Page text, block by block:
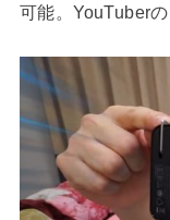
可能。YouTuber